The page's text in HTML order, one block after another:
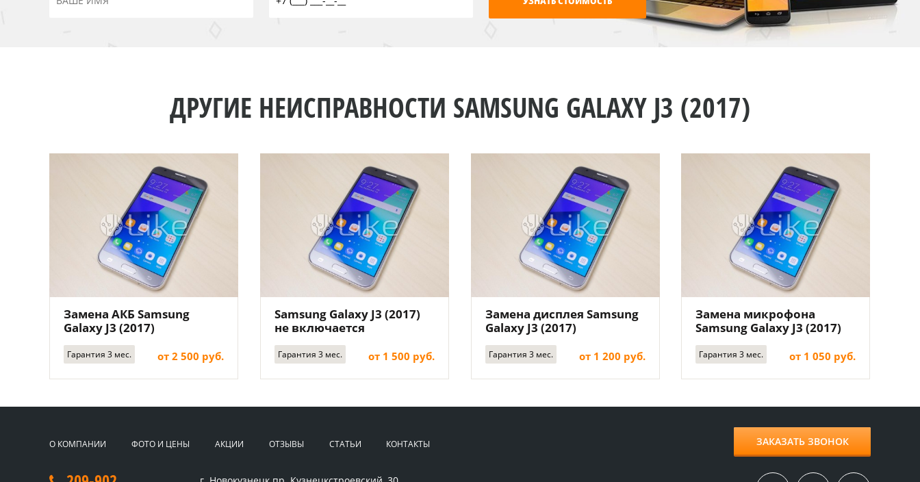
ДРУГИЕ НЕИСПРАВНОСТИ SAMSUNG GALAXY J3 (2017)
Замена АКБ Samsung
Galaxy J3 (2017)
Гарантия 3 мес. от 2 500 руб.
Samsung Galaxy J3 (2017)
не включается
Гарантия 3 мес. от 1 500 руб.
Замена дисплея Samsung
Galaxy J3 (2017)
Гарантия 3 мес. от 1 200 руб.
Замена микрофона
Samsung Galaxy J3 (2017)
Гарантия 3 мес. от 1 050 руб.
О КОМПАНИИ ФОТО И ЦЕНЫ АКЦИИ ОТЗЫВЫ СТАТЬИ КОНТАКТЫ ЗАКАЗАТЬ ЗВОНОК